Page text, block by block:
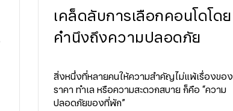
เคล็ดลับการเลือกคอนโดโดย
คำนึงถึงความปลอดภัย
สิ่งหนึ่งที่หลายคนให้ความสำคัญไม่แพ้เรื่องของ
ราคา ทำเล หรือความสะดวกสบาย ก็คือ “ความ
ปลอดภัยของที่พัก”